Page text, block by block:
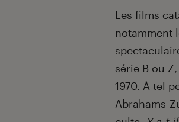
Les films
notamment
série B ou
1970. À tel
Abrahams-